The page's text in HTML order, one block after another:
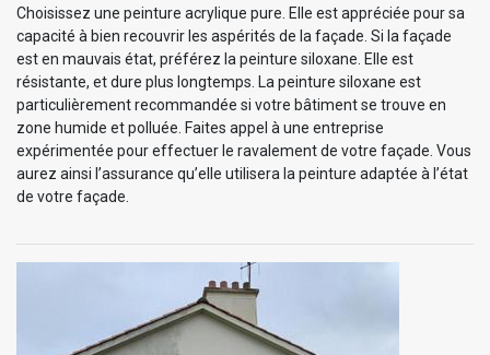
Choisissez une peinture acrylique pure. Elle est appréciée pour sa
capacité à bien recouvrir les aspérités de la façade. Si la façade
est en mauvais état, préférez la peinture siloxane. Elle est
résistante, et dure plus longtemps. La peinture siloxane est
particulièrement recommandée si votre bâtiment se trouve en
zone humide et polluée. Faites appel à une entreprise
expérimentée pour effectuer le ravalement de votre façade. Vous
aurez ainsi l’assurance qu’elle utilisera la peinture adaptée à l’état
de votre façade.